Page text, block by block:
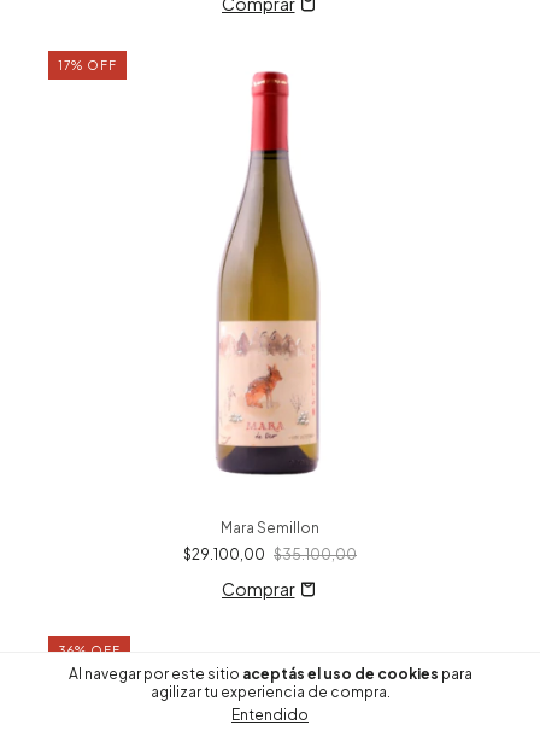
Al navegar por este sitio aceptás el uso de cookies para
agilizar tu experiencia de compra.
Entendido
17% OFF
Mara Semillon
$29.100,00 $35.100,00
36%OFF